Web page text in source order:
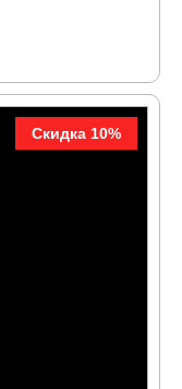
Скидка 10%